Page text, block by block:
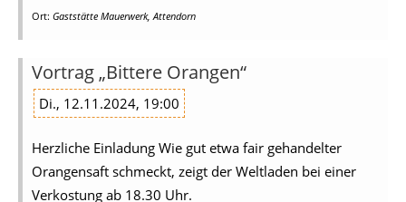
Ort: Gaststätte Mauerwerk, Attendorn
Vortrag „Bittere Orangen“
Di., 12.11.2024, 19:00
Herzliche Einladung Wie gut etwa fair gehandelter
Orangensaft schmeckt, zeigt der Weltladen bei einer
Verkostung ab 18.30 Uhr.